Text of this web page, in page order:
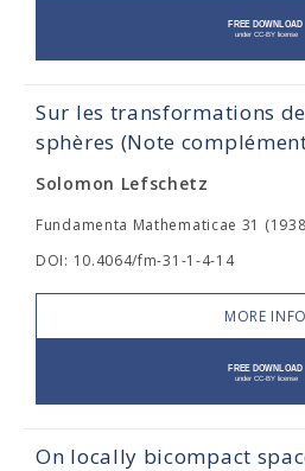
Sur les transformations
sphères (Note
Solomon Lefschetz
Fundamenta Mathematicae 31
DOI: 10.4064/fm-31-1-4-14
MORE INFO
On locally bicompact